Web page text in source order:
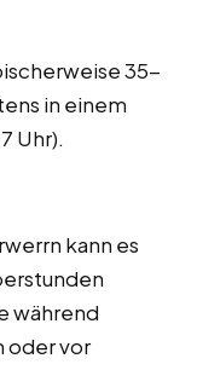
35-
in einem
Uhr).
kann es
während
oder vor